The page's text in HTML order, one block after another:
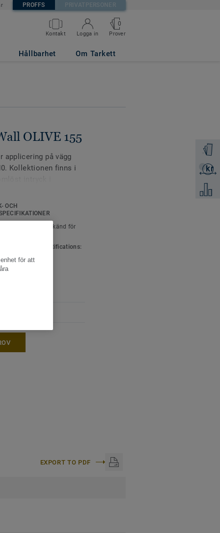
PROFFS PRIVATPERSONER
Kontakt Logga in
0
Prover
Hållbarhet Om Tarkett
Beställ
kr
Jämför
OLIVE 155
applicering på vägg
Kollektionen finns i
skydd av väggar i
OCH
Linoleum godkänd för
& environment certifications:
mm:
EXPORT TO PDF
för att